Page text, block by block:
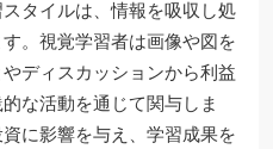
タイルは、情報を吸収し処
。視覚学習者は画像や図を
ディスカッションから利益
な活動を通じて関与しま
に影響を与え、学習成果を